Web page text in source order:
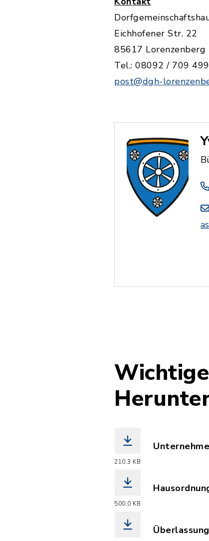
Eichhofener Str. 22
85617 Lorenzenberg
Tel.: 08092 / 709 499
post@dgh-
210,3 KB
500,0 KB